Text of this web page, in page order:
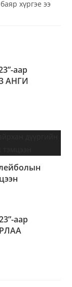
хүргэе ээ
аар
АНГИ
аар